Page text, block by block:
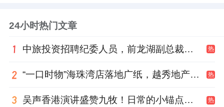
24小时热门文章
中旅投资招聘纪委人员，前龙湖副总裁胡若翔掌舵 热
“一口时物”海珠湾店落地广纸，越秀地产以“新鲜现制”商业新场景打造社区高品质生活 热
吴声香港演讲盛赞九牧！日常的小锚点变成科技突破点！ 热